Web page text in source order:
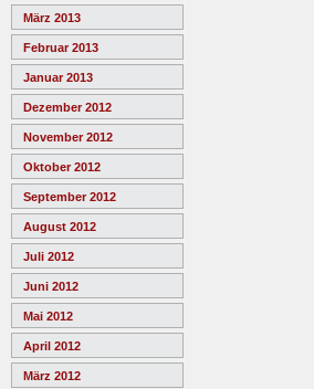
März 2013
Februar 2013
Januar 2013
Dezember 2012
November 2012
Oktober 2012
September 2012
August 2012
Juli 2012
Juni 2012
Mai 2012
April 2012
März 2012